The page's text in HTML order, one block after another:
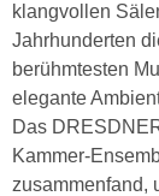
klangvollen
Jahrhunderten
berühmtesten
elegante
Das
Kammer-
zusammenfand,